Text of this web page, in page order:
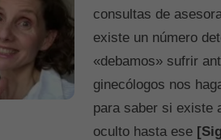
consultas de
existe un número
«debamos» sufrir
ginecólogos nos
para saber si existe
oculto hasta ese